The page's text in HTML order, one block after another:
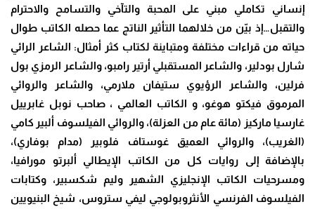
إنساني تكاملي مبني على المحبة والتآخي والتسامح والاحترام
والتقبل…إذ بيّن من خلالهما التأثير الناتج عما حصله الكاتب طوال
حياته من قراءات مختلفة ومتباينة لكتاب كثر أمثال: الشاعر الرائي
شارل بودلير، والشاعر المستقبلي أرتير رامبو، والشاعر الرمزي بول
فرلين، والشاعر الرؤيوي ستيفان ملارمي، والشاعر والروائي
المرموق فيكتو هوغو، و الكاتب العالمي ، صاحب نوبل غابرييل
غارسيا ماركيز (مائة عام من العزلة)، والروائي الفيلسوف ألبير كامي
(الغريب)، والروائي العميق غوستاف فلوبير (مدام بوفاري)،
بالإضافة إلى روايات كل من الكاتب الإيطالي ألبرتو مورافيا،
ومسرحيات الكاتب الإنجليزي الشهير وليم شكسبير، وكتابات
الفيلسوف الفرنسي الأنثروبولوجي ليفي ستروس، شيخ البنيويين